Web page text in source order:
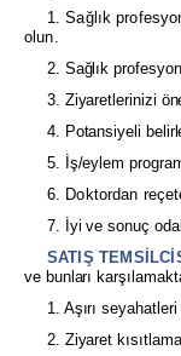
1. Sağlık
olun.
2. Sağlık
3. Ziyaretlerinizi
4. Potansiyeli
5. İş/eylem
6. Doktordan
7. İyi ve sonuç
SATIŞ
ve bunları
1. Aşırı
2. Ziyaret